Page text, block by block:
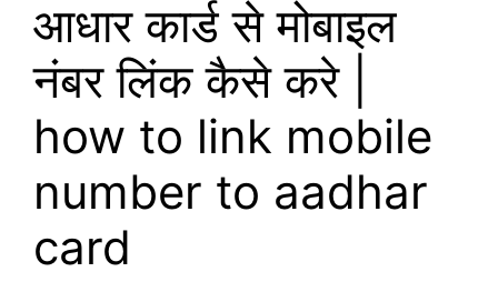
आधार कार्ड से मोबाइल
नंबर लिंक कैसे करे |
how to link mobile
number to aadhar
card